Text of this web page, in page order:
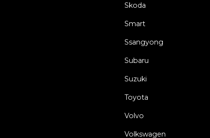
Skoda
Smart
Ssangyong
Subaru
Suzuki
Toyota
Volvo
Volkswagen